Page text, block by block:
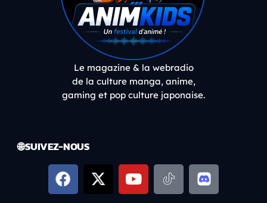
Le magazine & la webradio
de la culture manga, anime,
gaming et pop culture japonaise.
🌐 SUIVEZ-NOUS